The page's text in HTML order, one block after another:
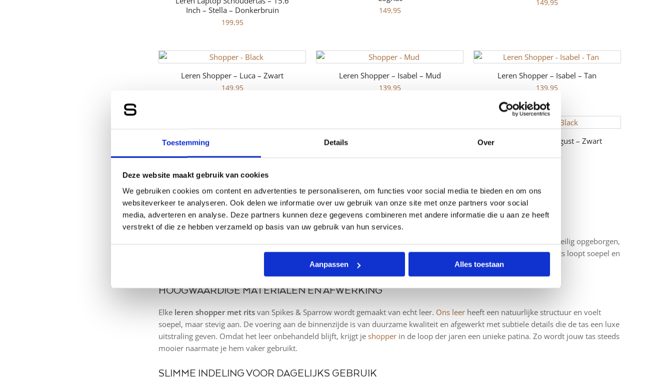
Toestemming Details Over
Deze website maakt gebruik van cookies
We gebruiken cookies om content en advertenties te personaliseren, om functies voor social media te bieden en om ons
websiteverkeer te analyseren. Ook delen we informatie over uw gebruik van onze site met onze partners voor social
media, adverteren en analyse. Deze partners kunnen deze gegevens combineren met andere informatie die u aan ze heeft
verstrekt of die ze hebben verzameld op basis van uw gebruik van hun services.
Aanpassen Alles toestaan
Inch – Stella – Donkerbruin
199,95
149,95
149,95
Leren Shopper – Luca – Zwart
149,95
Leren Shopper – Isabel – Mud
139,95
Leren Shopper – Isabel – Tan
139,95
Leren Laptop Schoudertas – 15.6
Inch – Sadie – Donkerbruin
Leren Laptop Schoudertas – 15.6
Leren Shopper – August – Zwart
1 2 →
HET GEMAK VAN EEN LEREN SHOPPER MET RITS
Waar een gewone shopper soms open is, biedt een shopper met rits extra zekerheid. Je persoonlijke spullen blijven veilig opgeborgen,
ook wanneer je de tas in de trein naast je neerzet of over je schouder draagt in een drukke winkelstraat. De stevige rits loopt soepel en
is zorgvuldig afgewerkt zodat je tas lang meegaat en prettig in gebruik blijft.
HOOGWAARDIGE MATERIALEN EN AFWERKING
Elke leren shopper met rits van Spikes & Sparrow wordt gemaakt van echt leer. Ons leer heeft een natuurlijke structuur en voelt
soepel, maar stevig aan. De voering aan de binnenzijde is van duurzame kwaliteit en afgewerkt met subtiele details die de tas een luxe
uitstraling geven. Omdat het leer onbehandeld blijft, krijgt jeshopper in de loop der jaren een unieke patina. Zo wordt jouw tas steeds
mooier naarmate je hem vaker gebruikt.
SLIMME INDELING VOOR DAGELIJKS GEBRUIK